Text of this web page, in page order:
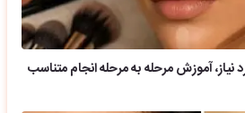
نیاز، آموزش مرحله به مرحله انجام متناسب